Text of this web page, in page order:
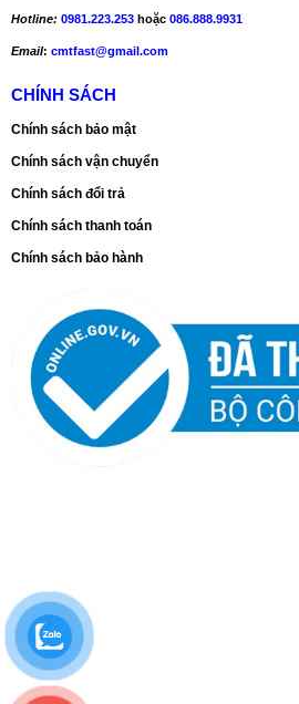
Hotline: 0981.223.253 hoặc086.888.9931
Email: cmtfast@gmail.com
CHÍNH SÁCH
Chính sách bảo mật
Chính sách vận chuyển
Chính sách đổi trả
Chính sách thanh toán
Chính sách bảo hành